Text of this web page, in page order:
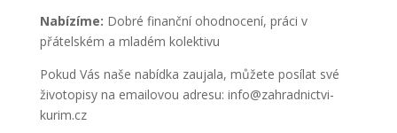
Nabízíme: Dobré finanční ohodnocení, práci v
přátelském a mladém kolektivu
Pokud Vás naše nabídka zaujala, můžete posílat své
životopisy na emailovou adresu: info@zahradnictvi-
kurim.cz